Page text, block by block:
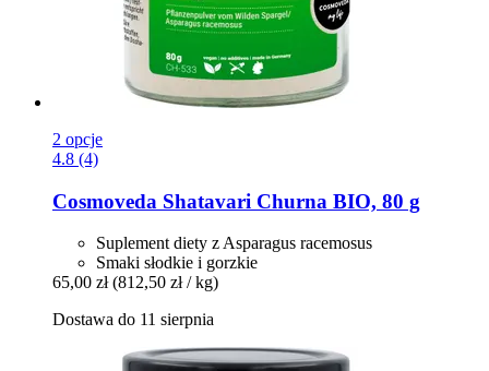
2 opcje
4.8 (4)
Cosmoveda Shatavari Churna BIO, 80 g
Suplement diety z Asparagus racemosus
Smaki słodkie i gorzkie
65,00 zł (812,50 zł / kg)
Dostawa do 11 sierpnia